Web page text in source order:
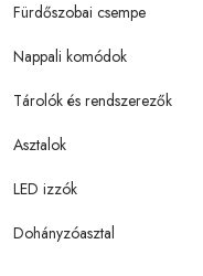
Fürdőszobai csempe
Nappali komódok
Tárolók és rendszerezők
Asztalok
LED izzók
Dohányzóasztal